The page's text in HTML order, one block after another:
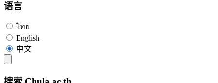
语言
ไทย
English
中文